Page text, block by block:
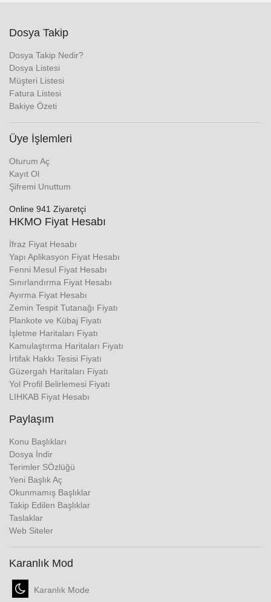
Dosya Takip
Dosya Takip Nedir?
Dosya Listesi
Müşteri Listesi
Fatura Listesi
Bakiye Özeti
Üye İşlemleri
Oturum Aç
Kayıt Ol
Şifremi Unuttum
Online 941 Ziyaretçi
HKMO Fiyat Hesabı
İfraz Fiyat Hesabı
Yapı Aplikasyon Fiyat Hesabı
Fenni Mesul Fiyat Hesabı
Sınırlandırma Fiyat Hesabı
Ayırma Fiyat Hesabı
Zemin Tespit Tutanağı Fiyatı
Plankote ve Kübaj Fiyatı
İşletme Haritaları Fiyatı
Kamulaştırma Haritaları Fiyatı
İrtifak Hakkı Tesisi Fiyatı
Güzergah Haritaları Fiyatı
Yol Profil Belirlemesi Fiyatı
LIHKAB Fiyat Hesabı
Paylaşım
Konu Başlıkları
Dosya İndir
Terimler SÖzlüğü
Yeni Başlık Aç
Okunmamış Başlıklar
Takip Edilen Başlıklar
Taslaklar
Web Siteler
Karanlık Mod
Karanlık Mode